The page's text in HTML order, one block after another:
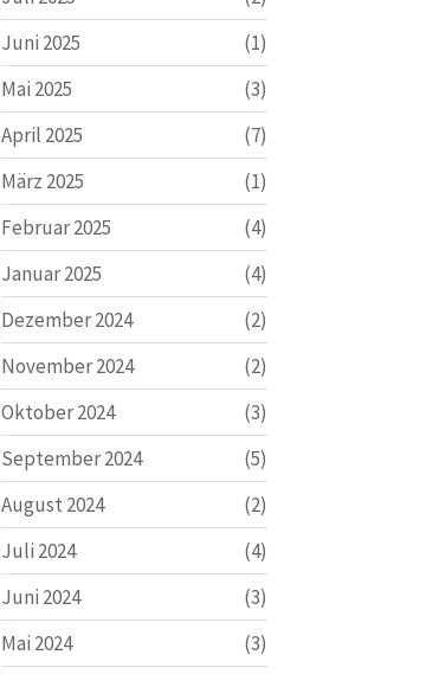
Juni 2025
(1)
Mai 2025
(3)
April 2025
(7)
März 2025
(1)
Februar 2025
(4)
Januar 2025
(4)
Dezember 2024
(2)
November 2024
(2)
Oktober 2024
(3)
September 2024
(5)
August 2024
(2)
Juli 2024
(4)
Juni 2024
(3)
Mai 2024
(3)